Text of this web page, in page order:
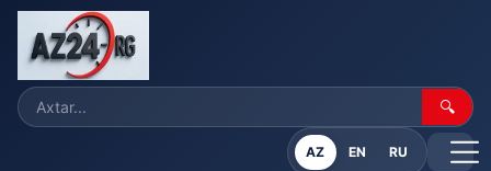
🔍
AZ EN RU